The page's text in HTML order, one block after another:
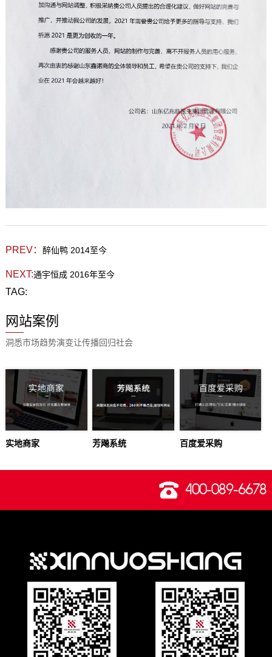
PREV： 醉仙鸭 2014至今
NEXT:通宇恒成 2016年至今
TAG:
网站案例
洞悉市场趋势演变让传播回归社会
实地商家 芳飚系统 百度爱采购
400-089-6678